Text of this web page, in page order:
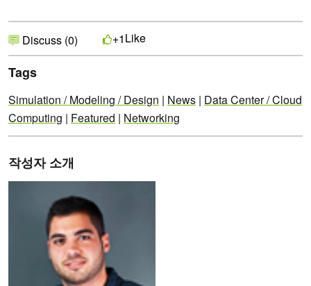
Discuss (0) +1Like
Tags
Simulation / Modeling / Design | News | Data Center / Cloud
Computing | Featured | Networking
작성자 소개